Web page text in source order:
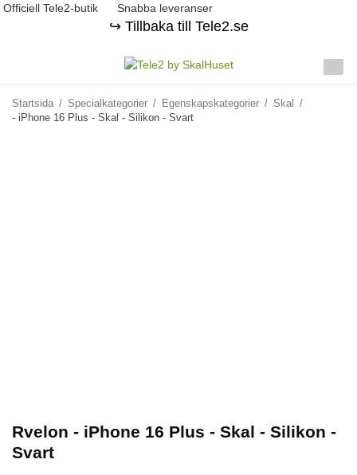
Officiell Tele2-butik Snabba leveranser
↪️ Tillbaka till Tele2.se
Startsida / Specialkategorier / Egenskapskategorier / Skal
/
- iPhone 16 Plus - Skal - Silikon - Svart
Rvelon - iPhone 16 Plus - Skal - Silikon -
Svart